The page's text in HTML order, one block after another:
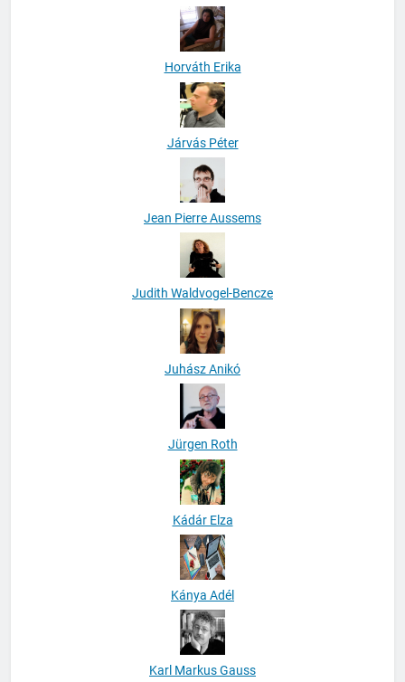
Horváth Erika
Járvás Péter
Jean Pierre Aussems
Judith Waldvogel-Bencze
Juhász Anikó
Jürgen Roth
Kádár Elza
Kánya Adél
Karl Markus Gauss